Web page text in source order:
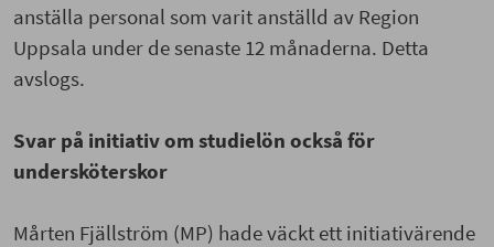
anställa personal som varit anställd av Region
Uppsala under de senaste 12 månaderna. Detta
avslogs.
Svar på initiativ om studielön också för
undersköterskor
Mårten Fjällström (MP) hade väckt ett initiativärende